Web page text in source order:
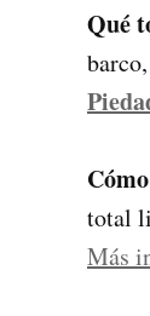
Qué
total
Más